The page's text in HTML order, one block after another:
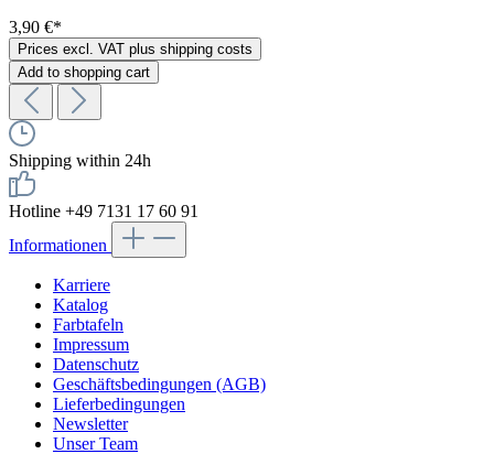
3,90 €*
Prices excl. VAT plus shipping costs
Add to shopping cart
Shipping within 24h
Hotline +49 7131 17 60 91
Informationen
Karriere
Katalog
Farbtafeln
Impressum
Datenschutz
Geschäftsbedingungen (AGB)
Lieferbedingungen
Newsletter
Unser Team